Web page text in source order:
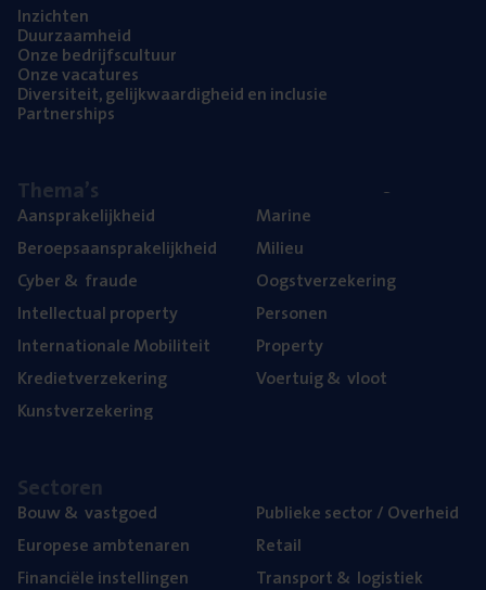
Inzich­ten
Duur­zaam­heid
Onze bedrijfs­cul­tuur
Onze vaca­tu­res
Diver­si­teit, gelijk­waar­dig­heid en inclusie
Part­ner­ships
The­ma’s
Aan­spra­ke­lijk­heid
Beroeps­aan­spra­ke­lijk­heid
Cyber& fraude
Intel­lec­tu­al property
Inter­na­ti­o­na­le Mobiliteit
Kre­diet­ver­ze­ke­ring
Kunst­ver­ze­ke­ring
Mari­ne
Mili­eu
Oogst­ver­ze­ke­ring
Per­so­nen
Pro­per­ty
Voer­tuig& vloot
Sec­to­ren
Bouw& vastgoed
Euro­pe­se ambtenaren
Finan­ci­ë­le instellingen
Publie­ke sec­tor / Overheid
Retail
Trans­port& logistiek